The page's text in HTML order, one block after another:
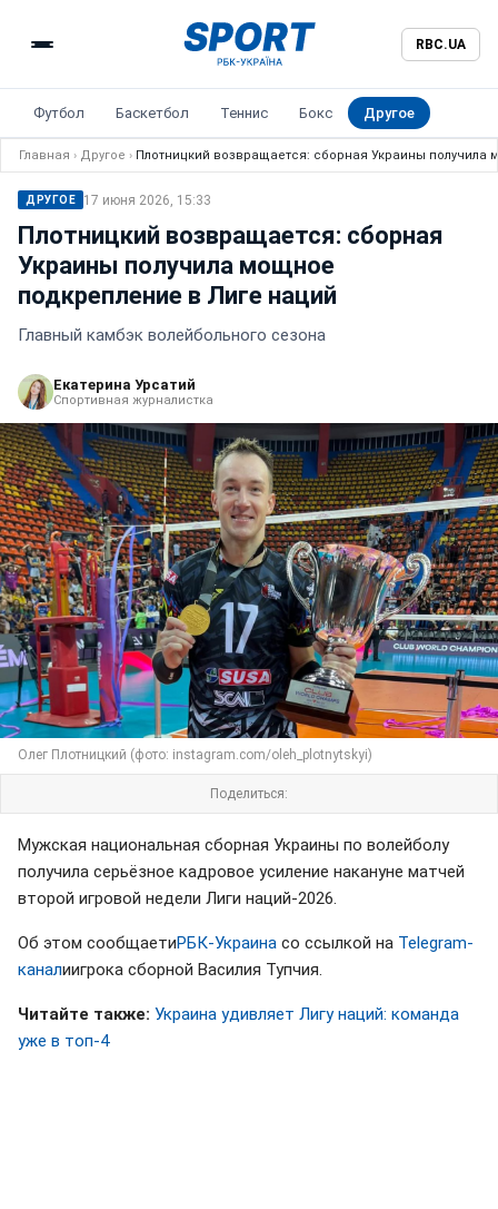
RBC.UA
Футбол Баскетбол Теннис Бокс Другое
Главная › Другое › Плотницкий возвращается: сборная Украины
ДРУГОЕ 17 июня 2026, 15:33
Плотницкий возвращается: сборная
Украины получила мощное
подкрепление в Лиге наций
Главный камбэк волейбольного сезона
Екатерина Урсатий
Спортивная журналистка
Олег Плотницкий (фото: instagram.com/oleh_plotnytskyi)
Поделиться:
Мужская национальная сборная Украины по волейболу
получила серьёзное кадровое усиление накануне матчей
второй игровой недели Лиги наций-2026.
Об этом сообщаетиРБК-Украина со ссылкой на Telegram-
каналиигрока сборной Василия Тупчия.
Читайте также: Украина удивляет Лигу наций: команда
уже в топ-4